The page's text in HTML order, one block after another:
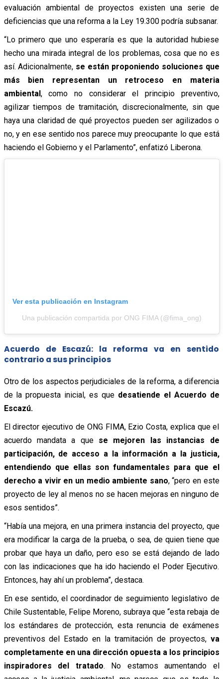
evaluación ambiental de proyectos existen una serie de
deficiencias que una reforma a la Ley 19.300 podría subsanar.
“Lo primero que uno esperaría es que la autoridad hubiese
hecho una mirada integral de los problemas, cosa que no es
así. Adicionalmente, se están proponiendo soluciones que
más bien representan un retroceso en materia
ambiental, como no considerar el principio preventivo,
agilizar tiempos de tramitación, discrecionalmente, sin que
haya una claridad de qué proyectos pueden ser agilizados o
no, y en ese sentido nos parece muy preocupante lo que está
haciendo el Gobierno y el Parlamento”, enfatizó Liberona.
Ver esta publicación en Instagram
Una publicación compartida por ONG FIMA (@fima_ong)
Acuerdo de Escazú: la reforma va en sentido
contrario a sus principios
Otro de los aspectos perjudiciales de la reforma, a diferencia
de la propuesta inicial, es que desatiende el Acuerdo de
Escazú.
El director ejecutivo de ONG FIMA, Ezio Costa, explica que el
acuerdo mandata a que se mejoren las instancias de
participación, de acceso a la información a la justicia,
entendiendo que ellas son fundamentales para que el
derecho a vivir en un medio ambiente sano, “pero en este
proyecto de ley al menos no se hacen mejoras en ninguno de
esos sentidos”.
“Había una mejora, en una primera instancia del proyecto, que
era modificar la carga de la prueba, o sea, de quien tiene que
probar que haya un daño, pero eso se está dejando de lado
con las indicaciones que ha ido haciendo el Poder Ejecutivo.
Entonces, hay ahí un problema”, destaca.
En ese sentido, el coordinador de seguimiento legislativo de
Chile Sustentable, Felipe Moreno, subraya que “esta rebaja de
los estándares de protección, esta renuncia de exámenes
preventivos del Estado en la tramitación de proyectos, va
completamente en una dirección opuesta a los principios
inspiradores del tratado. No estamos aumentando el